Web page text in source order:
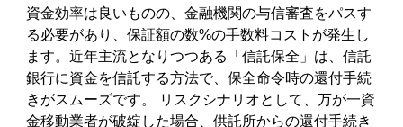
資金効率は良いものの、金融機関の与信審査をパスす
る必要があり、保証額の数%の手数料コストが発生し
ます。近年主流となりつつある「信託保全」は、信託
銀行に資金を信託する方法で、保全命令時の還付手続
きがスムーズです。 リスクシナリオとして、万が一資
金移動業者が破綻した場合、供託所からの還付手続き